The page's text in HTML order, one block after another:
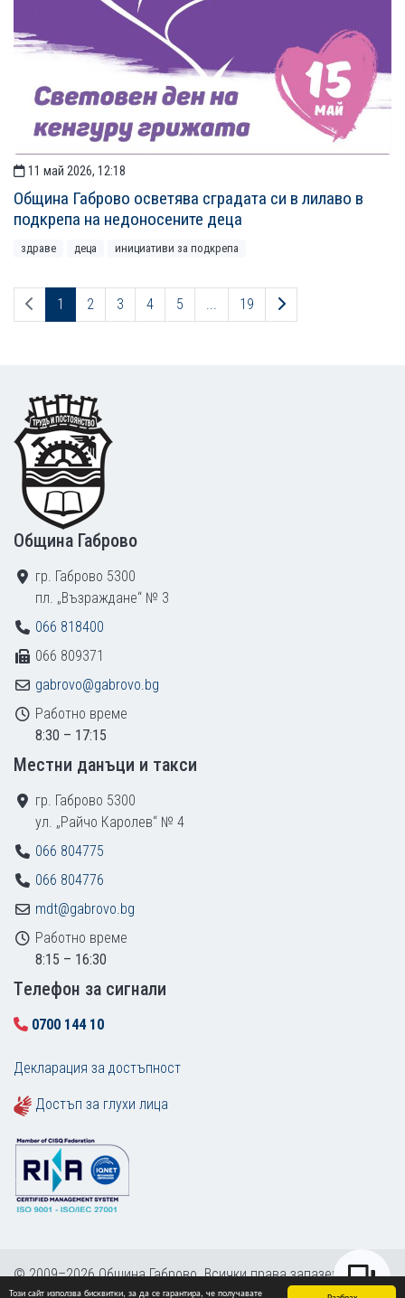
Този сайт използва бисквитки, за да се гарантира, че получавате
11 май 2026, 12:18
Община Габрово осветява сградата си в лилаво в
подкрепа на недоносените деца
здраве деца инициативи за подкрепа
Предходна страница
1 2 3 4 5 ... 19 Следваща
Footer
Община Габрово
гр. Габрово 5300
пл. „Възраждане“ № 3
066 818400
066 809371
gabrovo@gabrovo.bg
Работно време
8:30 – 17:15
Местни данъци и такси
гр. Габрово 5300
ул. „Райчо Каролев“ № 4
066 804775
066 804776
mdt@gabrovo.bg
Работно време
8:15 – 16:30
Tелефон за сигнали
0700 144 10
Декларация за достъпност
Достъп за глухи лица
© 2009–2026 Община Габрово. Всички права запазени.